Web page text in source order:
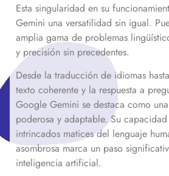
Esta singularidad en su
Gemini una versatilidad sin igual.
amplia gama de problemas
y precisión sin precedentes.
Desde la traducción de idiomas
texto coherente y la respuesta a
Google Gemini se destaca como
poderosa y adaptable. Su
intrincados matices del lenguaje
asombrosa marca un paso
inteligencia artificial.